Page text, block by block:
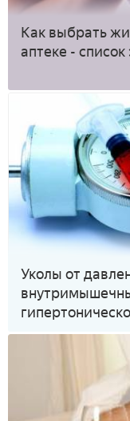
Как выбрать
аптеке -
Уколы от